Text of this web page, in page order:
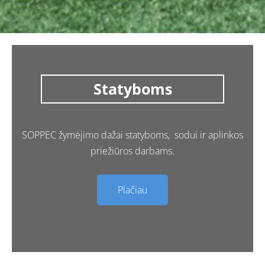
Statyboms
SOPPEC žymėjimo dažai statyboms, sodui ir aplinkos
priežiūros darbams.
Plačiau